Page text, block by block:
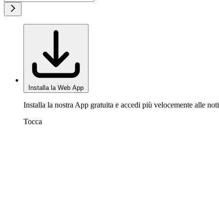
Installa la Web App
Installa la nostra App gratuita e accedi più velocemente alle
Tocca